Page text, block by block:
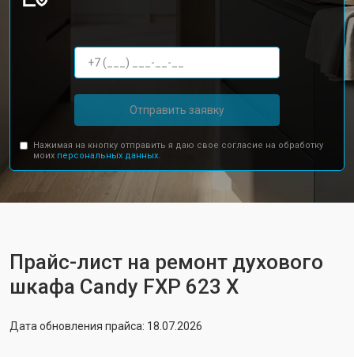
Отправить заявку
Нажимая на кнопку отправить я даю свое согласие на обработку
моих персональных данных.
Прайс-лист на ремонт духового
шкафа Candy FXP 623 X
Дата обновления прайса: 18.07.2026